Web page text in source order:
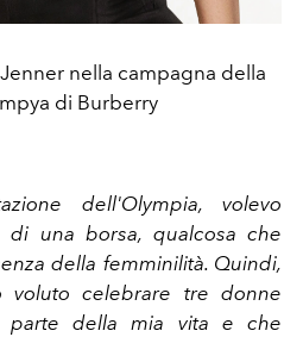
nella campagna della
di Burberry
dell'Olympia, volevo
di una borsa, qualcosa che
della femminilità. Quindi,
voluto celebrare tre donne
parte della mia vita e che